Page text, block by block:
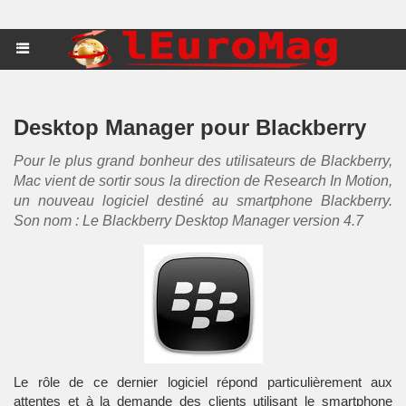
Desktop Manager pour Blackberry
Pour le plus grand bonheur des utilisateurs de Blackberry,
Mac vient de sortir sous la direction de Research In Motion,
un nouveau logiciel destiné au smartphone Blackberry.
Son nom : Le Blackberry Desktop Manager version 4.7
Le rôle de ce dernier logiciel répond particulièrement aux
attentes et à la demande des clients utilisant le smartphone